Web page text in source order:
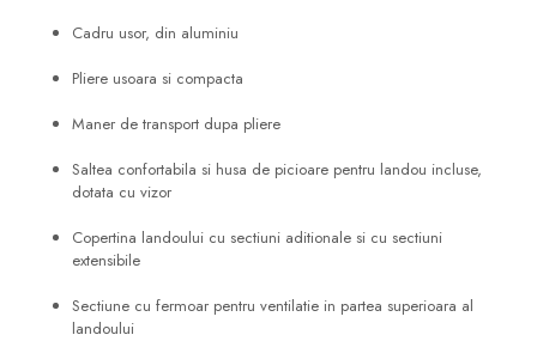
Cadru usor, din aluminiu
Pliere usoara si compacta
Maner de transport dupa pliere
Saltea confortabila si husa de picioare pentru landou incluse,
dotata cu vizor
Copertina landoului cu sectiuni aditionale si cu sectiuni
extensibile
Sectiune cu fermoar pentru ventilatie in partea superioara al
landoului